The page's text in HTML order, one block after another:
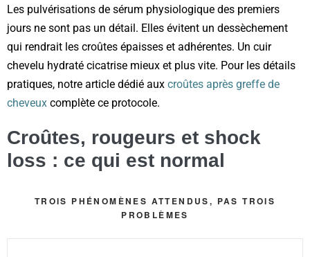
Les pulvérisations de sérum physiologique des premiers
jours ne sont pas un détail. Elles évitent un dessèchement
qui rendrait les croûtes épaisses et adhérentes. Un cuir
chevelu hydraté cicatrise mieux et plus vite. Pour les détails
pratiques, notre article dédié aux croûtes après greffe de
cheveux complète ce protocole.
Croûtes, rougeurs et shock
loss : ce qui est normal
TROIS PHÉNOMÈNES ATTENDUS, PAS TROIS
PROBLÈMES